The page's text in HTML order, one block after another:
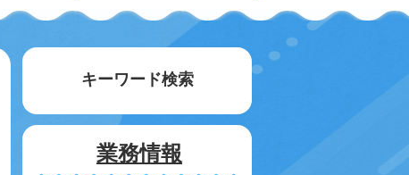
キーワード検索
業務情報